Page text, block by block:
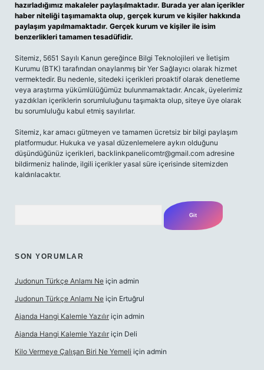
hazırladığımız makaleler paylaşılmaktadır. Burada yer alan içerikler
haber niteliği taşımamakta olup, gerçek kurum ve kişiler hakkında
paylaşım yapılmamaktadır. Gerçek kurum ve kişiler ile isim
benzerlikleri tamamen tesadüfidir.
Sitemiz, 5651 Sayılı Kanun gereğince Bilgi Teknolojileri ve İletişim
Kurumu (BTK) tarafından onaylanmış bir Yer Sağlayıcı olarak hizmet
vermektedir. Bu nedenle, sitedeki içerikleri proaktif olarak denetleme
veya araştırma yükümlülüğümüz bulunmamaktadır. Ancak, üyelerimiz
yazdıkları içeriklerin sorumluluğunu taşımakta olup, siteye üye olarak
bu sorumluluğu kabul etmiş sayılırlar.
Sitemiz, kar amacı gütmeyen ve tamamen ücretsiz bir bilgi paylaşım
platformudur. Hukuka ve yasal düzenlemelere aykırı olduğunu
düşündüğünüz içerikleri, backlinkpanelicomtr@gmail.com adresine
bildirmeniz halinde, ilgili içerikler yasal süre içerisinde sitemizden
kaldırılacaktır.
SON YORUMLAR
Judonun Türkçe Anlamı Ne için admin
Judonun Türkçe Anlamı Ne için Ertuğrul
Ajanda Hangi Kalemle Yazılır için admin
Ajanda Hangi Kalemle Yazılır için Deli
Kilo Vermeye Çalışan Biri Ne Yemeli için admin